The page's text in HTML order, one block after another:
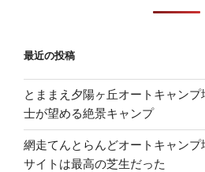
最近の投稿
とままえ夕陽ヶ丘オートキャン
士が望める絶景キャンプ
網走てんとらんどオートキャン
サイトは最高の芝生だった